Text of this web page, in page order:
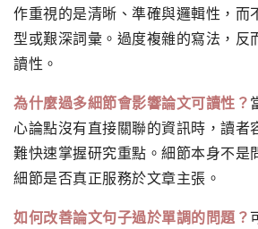
作重視的是清晰、準確與邏輯性，而
型或艱深詞彙。過度複雜的寫法，反
讀性。
為什麼過多細節會影響論文可讀性？
心論點沒有直接關聯的資訊時，讀者
難快速掌握研究重點。細節本身不是
細節是否真正服務於文章主張。
如何改善論文句子過於單調的問題？